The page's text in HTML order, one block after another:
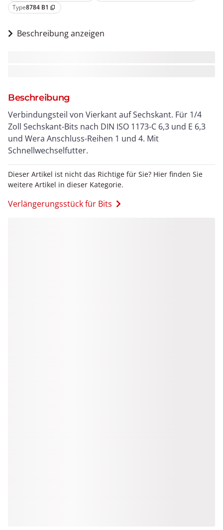
Type8784 B1 content_copy
Beschreibung anzeigen
Beschreibung
Verbindungsteil von Vierkant auf Sechskant. Für 1/4
Zoll Sechskant-Bits nach DIN ISO 1173-C 6,3 und E 6,3
und Wera Anschluss-Reihen 1 und 4. Mit
Schnellwechselfutter.
Dieser Artikel ist nicht das Richtige für Sie? Hier finden Sie
weitere Artikel in dieser Kategorie.
Verlängerungsstück für Bits